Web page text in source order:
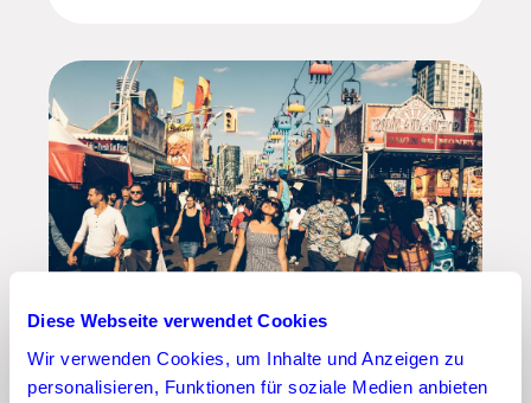
Diese Webseite verwendet Cookies
Wir verwenden Cookies, um Inhalte und Anzeigen zu
personalisieren, Funktionen für soziale Medien anbieten